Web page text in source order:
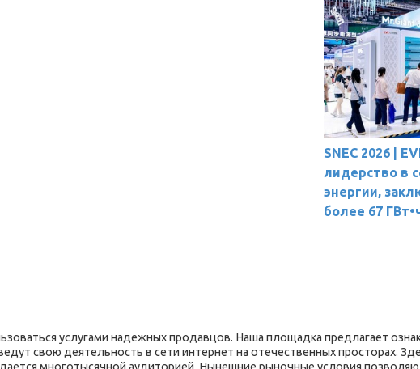
SNEC 2026 |
лидерство в
энергии,
более 67
услугами надежных продавцов. Наша площадка предлагает
свою деятельность в сети интернет на отечественных просторах.
многотысячной аудиторией. Нынешние рыночные условия